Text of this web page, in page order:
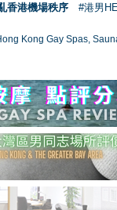
香港機場秩序 #港男
Kong Gay Spas,